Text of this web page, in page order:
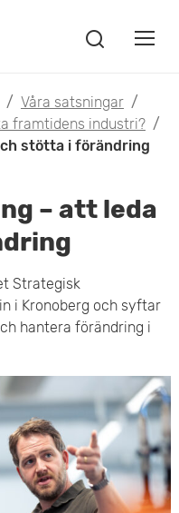
s
a
s
f
t
e
V
s
a
o
i
l
m
e
n
y
/ Våra satsningar/
framtidens industri?/
stötta i förändring
– att leda
Strategisk
i Kronoberg och syftar
hantera förändring i